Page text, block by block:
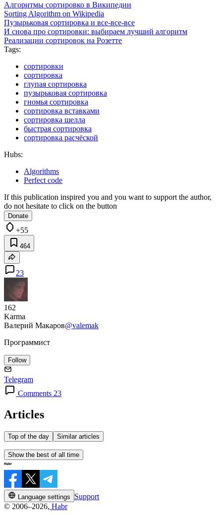
Алгоритмы сортировко в Википедии
Sorting Algorithm on Wikipedia
Пузырьковая сортировка и все-все-все
И снова про сортировки: выбираем лучший алгоритм
Реализации сортировок на Розетте
Tags:
сортировки
сортировка
глупая сортировка
пузырьковая сортировка
гномья сортировка
сортировка вставками
сортировка шелла
быстрая сортировка
сортировка расчёской
Hubs:
Algorithms
Perfect code
If this publication inspired you and you want to support the author,
do not hesitate to click on the button
Donate
+55
464
23
162
Karma
Валерий Макаров@valemak
Программист
Follow
Telegram
Comments 23
Articles
Top of the day Similar articles
Show the best of all time
Language settings
Support
© 2006–2026, Habr